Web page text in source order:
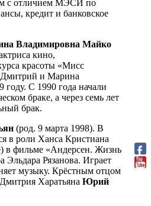
с отличием МЭСИ по
кредит и банковское
Владимировна Майко
кино,
красоты «Мисс
и Марина
году. С 1990 года начали
браке, а через семь лет
брак.
(род. 9 марта 1998). В
в роли Ханса Кристиана
в фильме «Андерсен. Жизнь
Эльдара Рязанова. Играет
музыку. Крёстным отцом
Харатьяна Юрий